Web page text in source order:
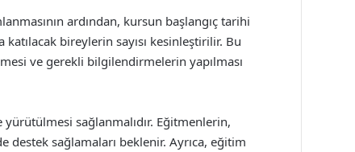
ardından, kursun başlangıç tarihi
katılacak bireylerin sayısı kesinleştirilir. Bu
ve gerekli bilgilendirmelerin yapılması
sağlanmalıdır. Eğitmenlerin,
destek sağlamaları beklenir. Ayrıca, eğitim